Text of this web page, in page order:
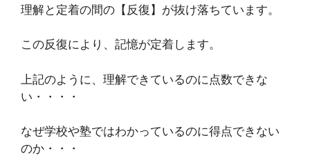
理解と定着の間の【反復】が抜け落ちています。
この反復により、記憶が定着します。
上記のように、理解できているのに点数できな
い・・・・
なぜ学校や塾ではわかっているのに得点できない
のか・・・